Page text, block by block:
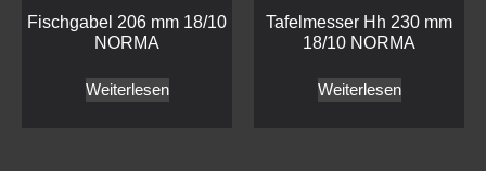
Fischgabel 206 mm 18/10
NORMA
Weiterlesen
Tafelmesser Hh 230 mm
18/10 NORMA
Weiterlesen